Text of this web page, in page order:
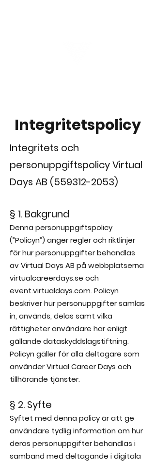
Integritetspolicy
Integritets och
personuppgiftspolicy Virtual
Days AB (559312-2053)
§ 1. Bakgrund
Denna personuppgiftspolicy
(”Policyn”) anger regler och riktlinjer
för hur personuppgifter behandlas
av Virtual Days AB på webbplatserna
virtualcareerdays.se och
event.virtualdays.com. Policyn
beskriver hur personuppgifter samlas
in, används, delas samt vilka
rättigheter användare har enligt
gällande dataskyddslagstiftning.
Policyn gäller för alla deltagare som
använder Virtual Career Days och
tillhörande tjänster.
§ 2. Syfte
Syftet med denna policy är att ge
användare tydlig information om hur
deras personuppgifter behandlas i
samband med deltagande i digitala